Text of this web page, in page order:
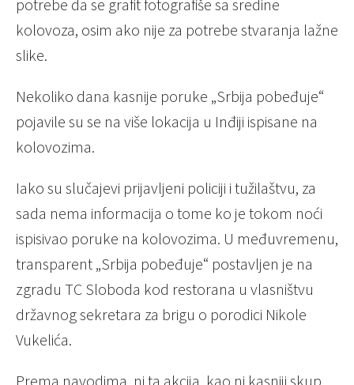
potrebe da se grafit fotografiše sa sredine
kolovoza, osim ako nije za potrebe stvaranja lažne
slike.
Nekoliko dana kasnije poruke „Srbija pobeđuje“
pojavile su se na više lokacija u Inđiji ispisane na
kolovozima.
Iako su slučajevi prijavljeni policiji i tužilaštvu, za
sada nema informacija o tome ko je tokom noći
ispisivao poruke na kolovozima. U međuvremenu,
transparent „Srbija pobeđuje“ postavljen je na
zgradu TC Sloboda kod restorana u vlasništvu
državnog sekretara za brigu o porodici Nikole
Vukelića.
Prema navodima, ni ta akcija, kao ni kasniji skup